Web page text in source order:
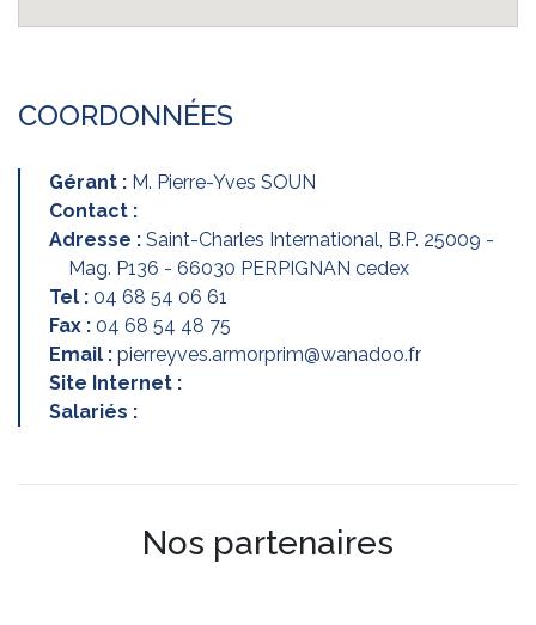
COORDONNÉES
Gérant : M. Pierre-Yves SOUN
Contact :
Adresse : Saint-Charles International, B.P. 25009 -
Mag. P136 - 66030 PERPIGNAN cedex
Tel : 04 68 54 06 61
Fax : 04 68 54 48 75
Email : pierreyves.armorprim@wanadoo.fr
Site Internet :
Salariés :
Nos partenaires